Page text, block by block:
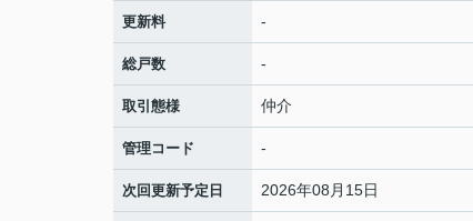
更新料 -
総戸数 -
取引態様 仲介
管理コード -
次回更新予定日 2026年08月15日